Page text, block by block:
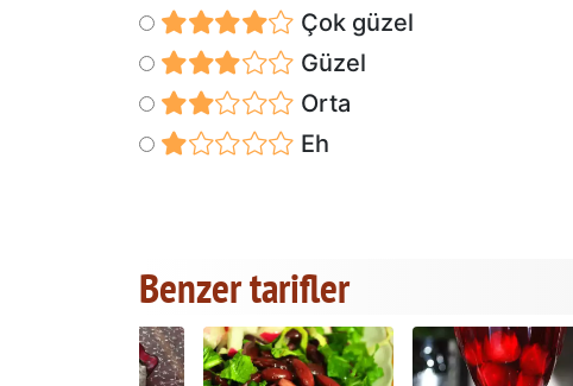
Çok güzel
Güzel
Orta
Eh
Benzer tarifler